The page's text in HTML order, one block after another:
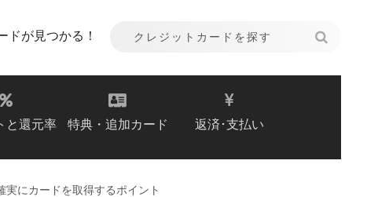
ドが見つかる！
と還元率 特典・追加カード 返済･支払い
にカードを取得するポイント